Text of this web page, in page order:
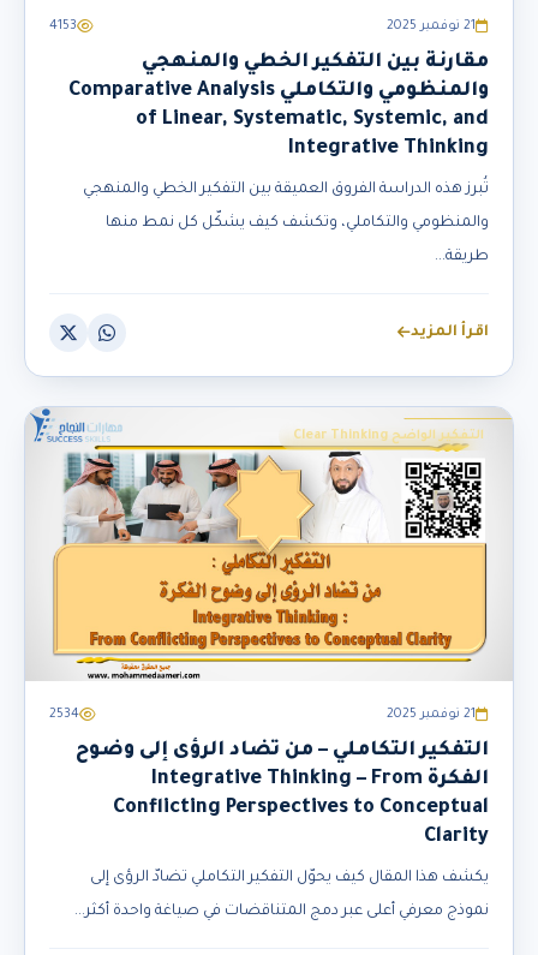
21 نوفمبر 2025 4153
مقارنة بين التفكير الخطي والمنهجي
والمنظومي والتكاملي Comparative Analysis
of Linear, Systematic, Systemic, and
Integrative Thinking
تُبرز هذه الدراسة الفروق العميقة بين التفكير الخطي والمنهجي
والمنظومي والتكاملي، وتكشف كيف يشكّل كل نمط منها
طريقة...
اقرأ المزيد
التفكير الواضح Clear Thinking
21 نوفمبر 2025 2534
التفكير التكاملي – من تضاد الرؤى إلى وضوح
الفكرة Integrative Thinking – From
Conflicting Perspectives to Conceptual
Clarity
يكشف هذا المقال كيف يحوّل التفكير التكاملي تضادّ الرؤى إلى
نموذج معرفي أعلى عبر دمج المتناقضات في صياغة واحدة أكثر...